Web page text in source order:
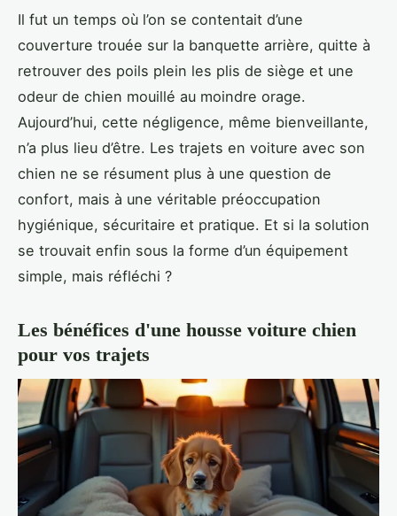
Il fut un temps où l’on se contentait d’une
couverture trouée sur la banquette arrière, quitte à
retrouver des poils plein les plis de siège et une
odeur de chien mouillé au moindre orage.
Aujourd’hui, cette négligence, même bienveillante,
n’a plus lieu d’être. Les trajets en voiture avec son
chien ne se résument plus à une question de
confort, mais à une véritable préoccupation
hygiénique, sécuritaire et pratique. Et si la solution
se trouvait enfin sous la forme d’un équipement
simple, mais réfléchi ?
Les bénéfices d'une housse voiture chien
pour vos trajets